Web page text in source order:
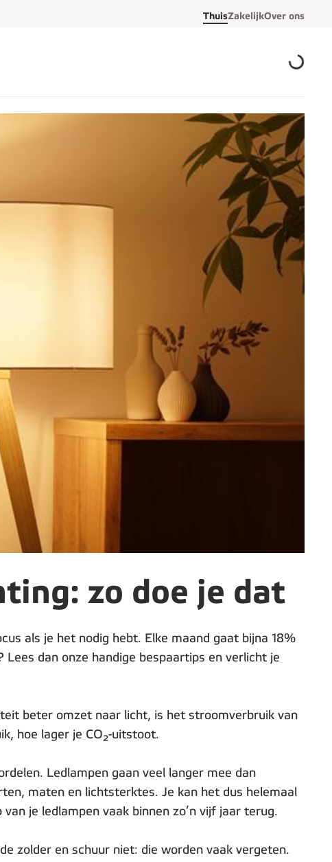
ThuisZakelijkOver ons
zo doe je dat
als je het nodig hebt. Elke maand gaat bijna 18%
dan onze handige bespaartips en verlicht je
beter omzet naar licht, is het stroomverbruik van
hoe lager je CO₂-uitstoot.
Ledlampen gaan veel langer mee dan
maten en lichtsterktes. Je kan het dus helemaal
je ledlampen vaak binnen zo’n vijf jaar terug.
zolder en schuur niet: die worden vaak vergeten.